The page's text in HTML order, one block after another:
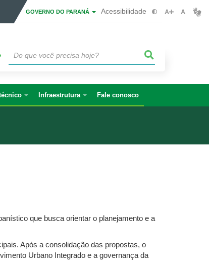
GOVERNO DO PARANÁ Acessibilidade
Infraestrutura Fale conosco
que busca orientar o planejamento e a
Após a consolidação das propostas, o
Urbano Integrado e a governança da